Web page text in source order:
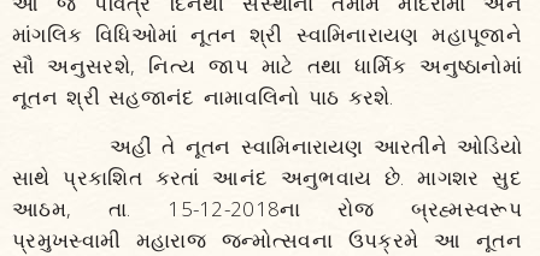
માંગલિક વિધિઓમાં નૂતન શ્રી સ્વામિનારાયણ મહાપૂજાને
સૌ અનુસરશે, નિત્ય જાપ માટે તથા ધાર્મિક અનુષ્ઠાનોમાં
નૂતન શ્રી સહજાનંદ નામાવલિનો પાઠ કરશે.
અહીં તે નૂતન સ્વામિનારાયણ આરતીને ઓડિયો
સાથે પ્રકાશિત કરતાં આનંદ અનુભવાય છે. માગશર સુદ
આઠમ, તા. 15-12-2018ના રોજ બ્રહ્મસ્વરૂપ
પ્રમુખસ્વામી મહારાજ જન્મોત્સવના ઉપક્રમે આ નૂતન